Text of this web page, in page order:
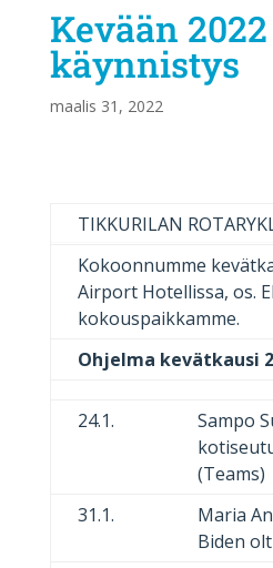
Kevään 2022
käynnistys
maalis 31, 2022
TIKKURILAN
Kokoonnumme
Airport Hotellissa, os.
kokouspaikkamme.
Ohjelma kevätkausi
24.1.
Sampo
(Teams)
31.1.
Maria
Biden